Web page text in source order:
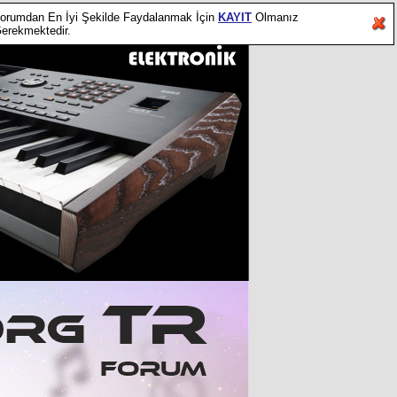
En İyi Şekilde Faydalanmak İçin KAYIT Olmanız